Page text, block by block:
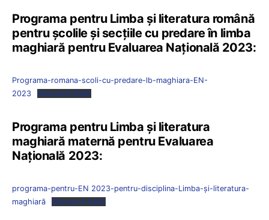
Programa pentru Limba şi literatura română
pentru şcolile şi secţiile cu predare în limba
maghiară pentru Evaluarea Națională 2023:
Programa-romana-scoli-cu-predare-lb-maghiara-EN-
2023
Descarcă fișier
Programa pentru Limba şi literatura
maghiară maternă pentru Evaluarea
Națională 2023:
programa-pentru-EN 2023-pentru-disciplina-Limba-și-literatura-
maghiară
Descarcă fișier